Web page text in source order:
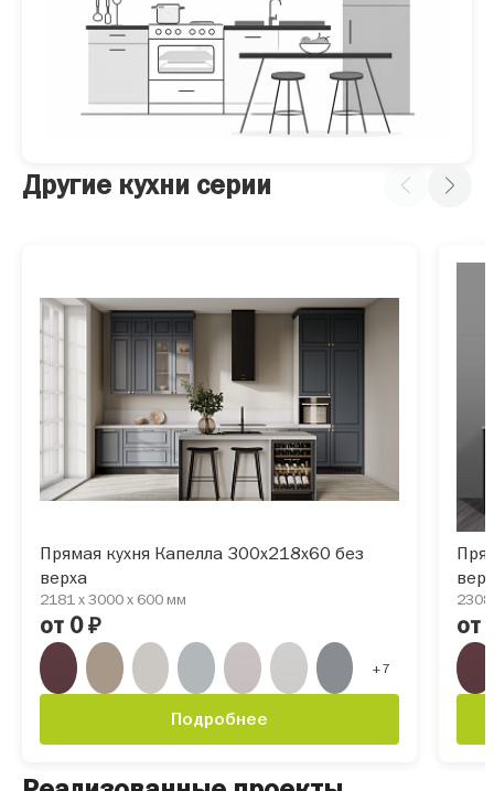
Другие кухни серии
Прямая кухня Капелла 300х218х60 без
верха
2181 x 3000 x 600 мм
от 0₽
+7
Подробнее
от